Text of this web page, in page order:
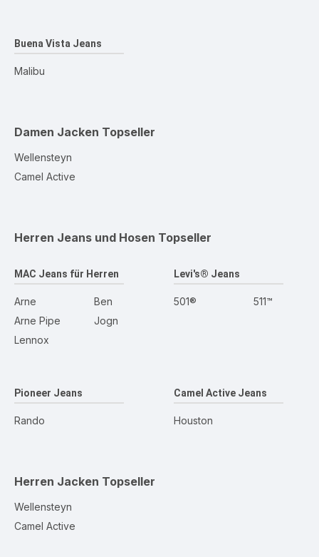
Buena Vista Jeans
Malibu
Damen Jacken Topseller
Wellensteyn
Camel Active
Herren Jeans und Hosen Topseller
MAC Jeans für Herren
Arne
Arne Pipe
Lennox
Ben
Jogn
Levi's® Jeans
501® 511™
Pioneer Jeans
Rando
Camel Active Jeans
Houston
Herren Jacken Topseller
Wellensteyn
Camel Active